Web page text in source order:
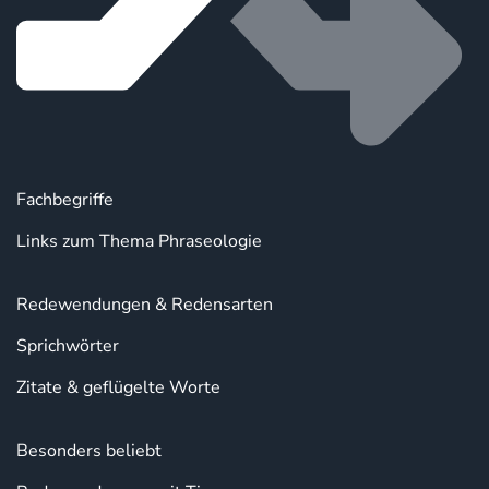
Fachbegriffe
Links zum Thema Phraseologie
Redewendungen & Redensarten
Sprichwörter
Zitate & geflügelte Worte
Besonders beliebt